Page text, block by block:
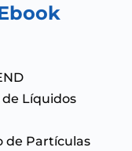
Líquidos
de Partículas